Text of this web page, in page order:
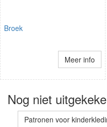
Broek
Meer info
Nog niet
Patronen voor